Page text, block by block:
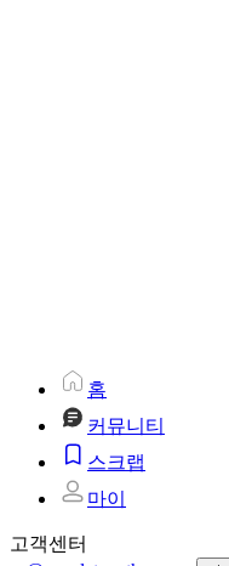
홈
커뮤니티
스크랩
마이
고객센터